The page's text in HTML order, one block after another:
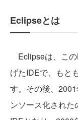
Eclipseとは
Eclipseは、こ
げたIDEで、もと
す。その後、
ンソース化された